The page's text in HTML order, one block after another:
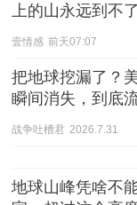
上的山永远到不
壹情感 前天07:07
把地球挖漏了？
瞬间消失，到底
战争吐槽君 2026.7.31
地球山峰凭啥不